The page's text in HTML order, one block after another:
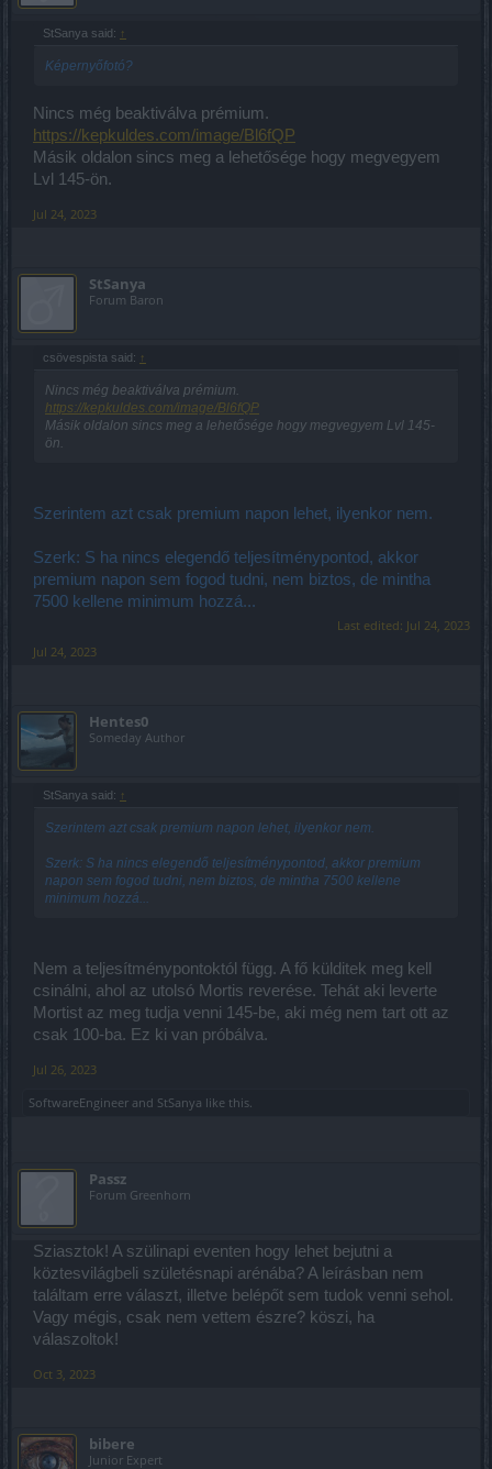
StSanya said: ↑
Képernyőfotó?
Nincs még beaktiválva prémium.
https://kepkuldes.com/image/Bl6fQP
Másik oldalon sincs meg a lehetősége hogy megvegyem
Lvl 145-ön.
Jul 24, 2023
StSanya
Forum Baron
csövespista said: ↑
Nincs még beaktiválva prémium.
https://kepkuldes.com/image/Bl6fQP
Másik oldalon sincs meg a lehetősége hogy megvegyem Lvl 145-
ön.
Szerintem azt csak premium napon lehet, ilyenkor nem.
Szerk: S ha nincs elegendő teljesítménypontod, akkor
premium napon sem fogod tudni, nem biztos, de mintha
7500 kellene minimum hozzá...
Last edited: Jul 24, 2023
Jul 24, 2023
Hentes0
Someday Author
StSanya said: ↑
Szerintem azt csak premium napon lehet, ilyenkor nem.
Szerk: S ha nincs elegendő teljesítménypontod, akkor premium
napon sem fogod tudni, nem biztos, de mintha 7500 kellene
minimum hozzá...
Nem a teljesítménypontoktól függ. A fő külditek meg kell
csinálni, ahol az utolsó Mortis reverése. Tehát aki leverte
Mortist az meg tudja venni 145-be, aki még nem tart ott az
csak 100-ba. Ez ki van próbálva.
Jul 26, 2023
SoftwareEngineer and StSanya like this.
Passz
Forum Greenhorn
Sziasztok! A szülinapi eventen hogy lehet bejutni a
köztesvilágbeli születésnapi arénába? A leírásban nem
találtam erre választ, illetve belépőt sem tudok venni sehol.
Vagy mégis, csak nem vettem észre? köszi, ha
válaszoltok!
Oct 3, 2023
bibere
Junior Expert